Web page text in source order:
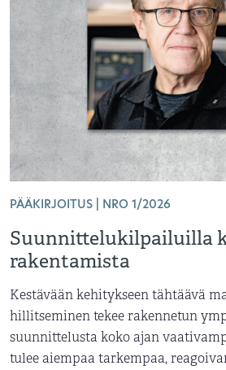
PÄÄKIRJOITUS | NRO 1/2026
Suunnittelukilpailuilla
rakentamista
Kestävään kehitykseen tähtäävä
hillitseminen tekee rakennetun
suunnittelusta koko ajan
tulee aiempaa tarkempaa,